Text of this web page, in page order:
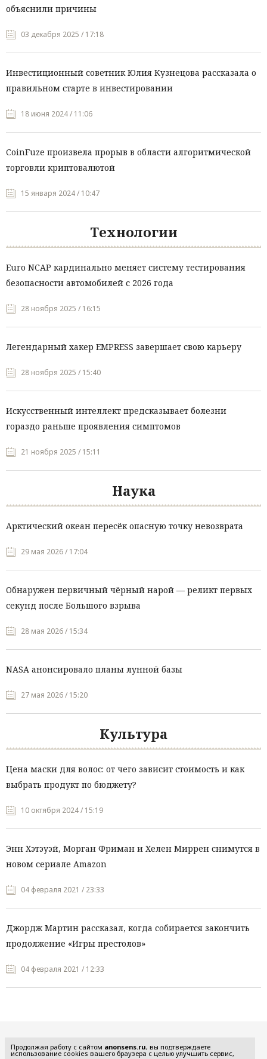
объяснили причины
03 декабря 2025 / 17:18
Инвестиционный советник Юлия Кузнецова рассказала о
правильном старте в инвестировании
18 июня 2024 / 11:06
CoinFuze произвела прорыв в области алгоритмической
торговли криптовалютой
15 января 2024 / 10:47
Технологии
Euro NCAP кардинально меняет систему тестирования
безопасности автомобилей с 2026 года
28 ноября 2025 / 16:15
Легендарный хакер EMPRESS завершает свою карьеру
28 ноября 2025 / 15:40
Искусственный интеллект предсказывает болезни
гораздо раньше проявления симптомов
21 ноября 2025 / 15:11
Наука
Арктический океан пересёк опасную точку невозврата
29 мая 2026 / 17:04
Обнаружен первичный чёрный нарой — реликт первых
секунд после Большого взрыва
28 мая 2026 / 15:34
NASA анонсировало планы лунной базы
27 мая 2026 / 15:20
Культура
Цена маски для волос: от чего зависит стоимость и как
выбрать продукт по бюджету?
10 октября 2024 / 15:19
Энн Хэтэуэй, Морган Фриман и Хелен Миррен снимутся в
новом сериале Amazon
04 февраля 2021 / 23:33
Джордж Мартин рассказал, когда собирается закончить
продолжение «Игры престолов»
04 февраля 2021 / 12:33
Продолжая работу с сайтом anonsens.ru, вы подтверждаете
использование cookies вашего браузера с целью улучшить сервис,